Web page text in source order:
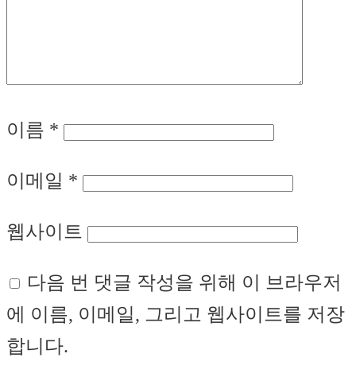
이름 *
이메일 *
웹사이트
다음 번 댓글 작성을 위해 이 브라우저
에 이름, 이메일, 그리고 웹사이트를 저장
합니다.